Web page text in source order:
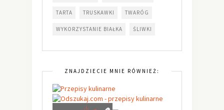
TARTA TRUSKAWKI TWARÓG
WYKORZYSTANIE BIAŁKA ŚLIWKI
ZNAJDZIECIE MNIE RÓWNIEŻ: